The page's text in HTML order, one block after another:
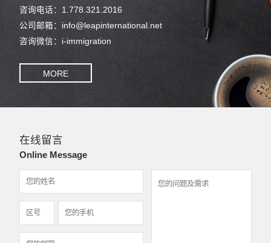
咨询电话：1.778.321.2016
公司邮箱：info@leapinternational.net
咨询微信：i-immigration
MORE
在线留言
Online Message